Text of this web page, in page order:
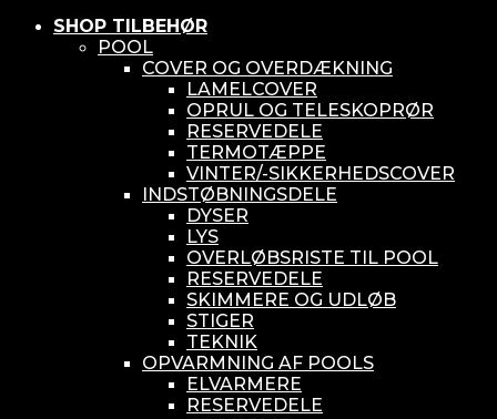
SHOP TILBEHØR
POOL
COVER OG OVERDÆKNING
LAMELCOVER
OPRUL OG TELESKOPRØR
RESERVEDELE
TERMOTÆPPE
VINTER/-SIKKERHEDSCOVER
INDSTØBNINGSDELE
DYSER
LYS
OVERLØBSRISTE TIL POOL
RESERVEDELE
SKIMMERE OG UDLØB
STIGER
TEKNIK
OPVARMNING AF POOLS
ELVARMERE
RESERVEDELE